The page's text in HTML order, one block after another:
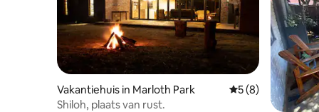
Vakantiehuis in Marloth Park Gemiddelde
5 (8)
Shiloh, plaats van rust.